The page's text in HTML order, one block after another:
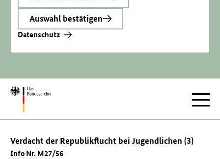
Auswahl bestätigen
Datenschutz
Zur
Verdacht der Republikflucht bei Jugendlichen (3)
Info Nr. M27/56